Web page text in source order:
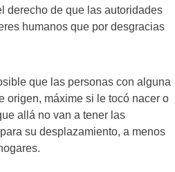
derecho de que las autoridades
humanos que por desgracias
que las personas con alguna
origen, máxime si le tocó nacer o
allá no van a tener las
su desplazamiento, a menos